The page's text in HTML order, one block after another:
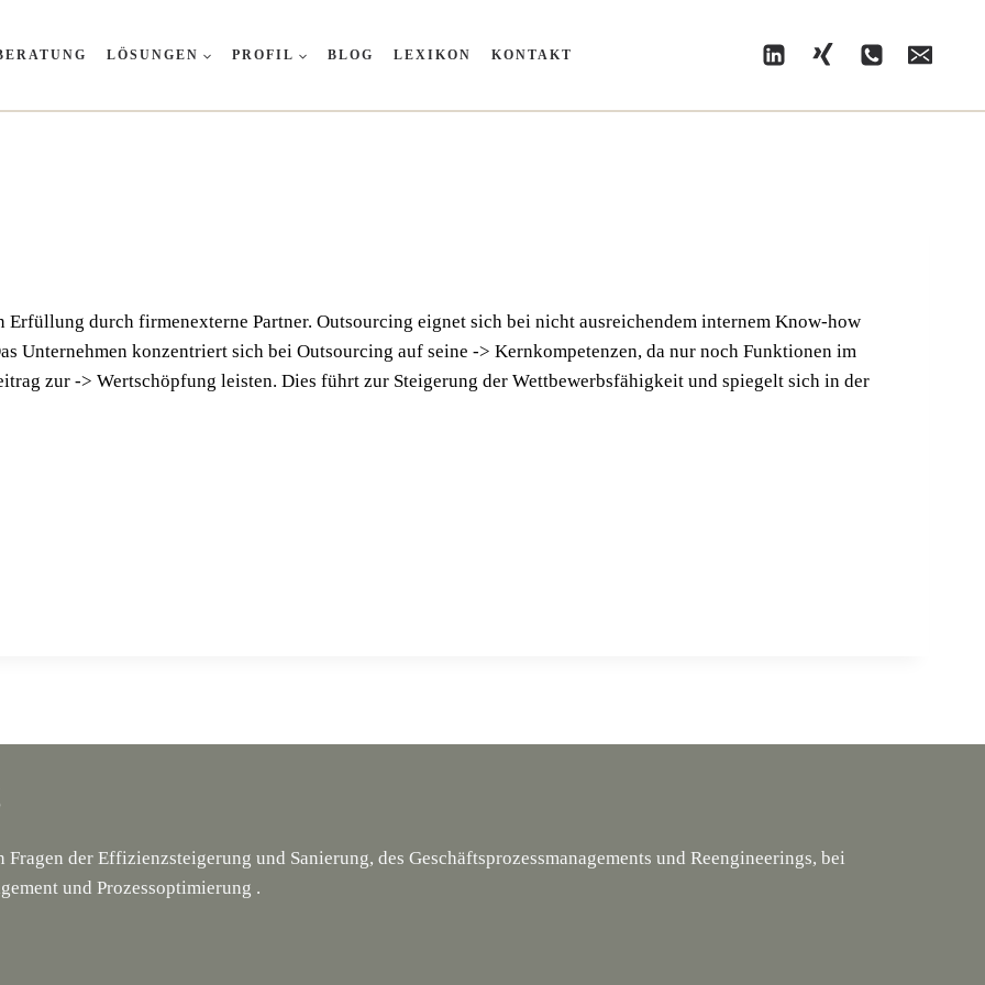
LÖSUNGEN PROFIL BLOG LEXIKON KONTAKT
durch fir­men­ex­ter­ne Part­ner. Out­sour­cing eig­net sich bei nicht aus­rei­chen­dem inter­nem Know-how
Unter­neh­men kon­zen­triert sich bei Out­sour­cing auf sei­ne -> Kern­kom­pe­ten­zen, da nur noch Funk­tio­nen im
zur -> Wert­schöp­fung leis­ten. Dies führt zur Stei­ge­rung der Wett­be­werbs­fä­hig­keit und spie­gelt sich in der
der Effizienzsteigerung und Sanierung, des Geschäftsprozessmanagements und Reengineerings, bei
und Prozessoptimierung .